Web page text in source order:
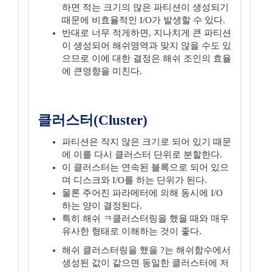
하면 적는 크기의 많은 파티션이 생성되기
때문에 비효율적인 I/O가 발생할 수 있다.
반대로 너무 적게하면, 지나치게 큰 파티션
이 생성되어 해쉬영역과 맞지 않을 수도 있
으므로 이에 대한 결정은 해쉬 조인의 효율
에 큰영향을 미친다.
클러스터(Cluster)
파티션은 작지 않은 크기로 되어 있기 때문
에 이를 다시 클러스터 단위로 분할한다.
이 클러스터는 연속된 블록으로 되어 있으
며 디스크와 I/O를 하는 단위가 된다.
물론 주어진 파라메터에 의해 동시에 I/O
하는 양이 결정된다.
특히 해쉬 ㅋ클러스터링을 했을 때와 매우
유사한 형태로 이해하는 것이 좋다.
해쉬 클러스터링을 했을 ?는 해쉬함수에서
생성된 값이 같으면 동일한 클러스터에 저